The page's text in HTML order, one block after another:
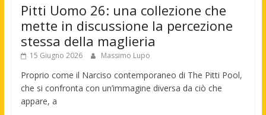
Pitti Uomo 26: una collezione che
mette in discussione la percezione
stessa della maglieria
15 Giugno 2026 Massimo Lupo
Proprio come il Narciso contemporaneo di The Pitti Pool,
che si confronta con un’immagine diversa da ciò che
appare, a